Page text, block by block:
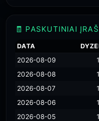
🧾 PASKUTINIAI
DATA
2026-08-09
2026-08-08
2026-08-07
2026-08-06
2026-08-05